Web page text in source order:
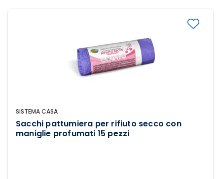
SISTEMA CASA
Sacchi pattumiera per rifiuto secco con
maniglie profumati 15 pezzi